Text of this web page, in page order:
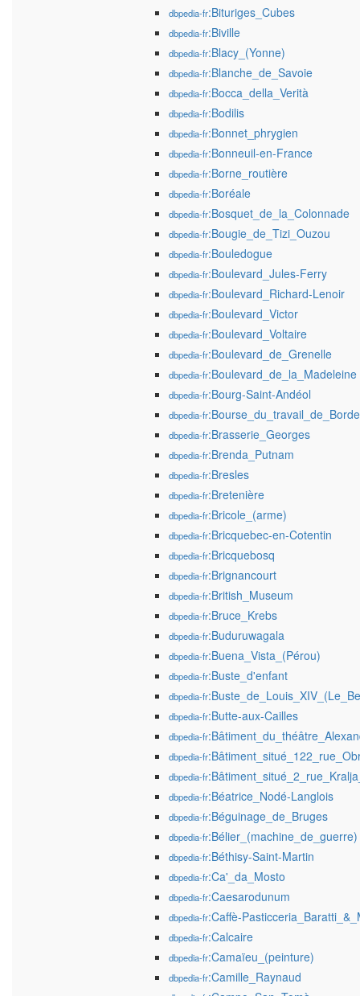
dbpedia-fr:Bituriges_Cubes
dbpedia-fr:Biville
dbpedia-fr:Blacy_(Yonne)
dbpedia-fr:Blanche_de_Savoie
dbpedia-fr:Bocca_della_Verità
dbpedia-fr:Bodilis
dbpedia-fr:Bonnet_phrygien
dbpedia-fr:Bonneuil-en-France
dbpedia-fr:Borne_routière
dbpedia-fr:Boréale
dbpedia-fr:Bosquet_de_la_Colonnade
dbpedia-fr:Bougie_de_Tizi_Ouzou
dbpedia-fr:Bouledogue
dbpedia-fr:Boulevard_Jules-Ferry
dbpedia-fr:Boulevard_Richard-Lenoir
dbpedia-fr:Boulevard_Victor
dbpedia-fr:Boulevard_Voltaire
dbpedia-fr:Boulevard_de_Grenelle
dbpedia-fr:Boulevard_de_la_Madeleine
dbpedia-fr:Bourg-Saint-Andéol
dbpedia-fr
dbpedia-fr:Brasserie_Georges
dbpedia-fr:Brenda_Putnam
dbpedia-fr:Bresles
dbpedia-fr:Bretenière
dbpedia-fr:Bricole_(arme)
dbpedia-fr:Bricquebec-en-Cotentin
dbpedia-fr:Bricquebosq
dbpedia-fr:Brignancourt
dbpedia-fr:British_Museum
dbpedia-fr:Bruce_Krebs
dbpedia-fr:Buduruwagala
dbpedia-fr:Buena_Vista_(Pérou)
dbpedia-fr:Buste_d'enfant
dbpedia-fr
dbpedia-fr:Butte-aux-Cailles
dbpedia-fr
dbpedia-fr
dbpedia-fr
dbpedia-fr:Béatrice_Nodé-Langlois
dbpedia-fr:Béguinage_de_Bruges
dbpedia-fr:Bélier_(machine_de_guerre)
dbpedia-fr:Béthisy-Saint-Martin
dbpedia-fr:Ca'_da_Mosto
dbpedia-fr:Caesarodunum
dbpedia-fr:Caffè-
dbpedia-fr:Calcaire
dbpedia-fr:Camaïeu_(peinture)
dbpedia-fr:Camille_Raynaud